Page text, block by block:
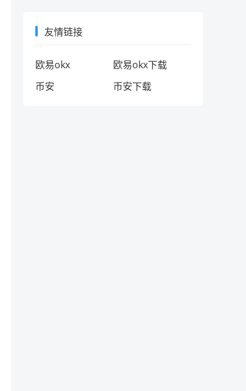
友情链接
欧易okx
欧易okx下载
币安
币安下载